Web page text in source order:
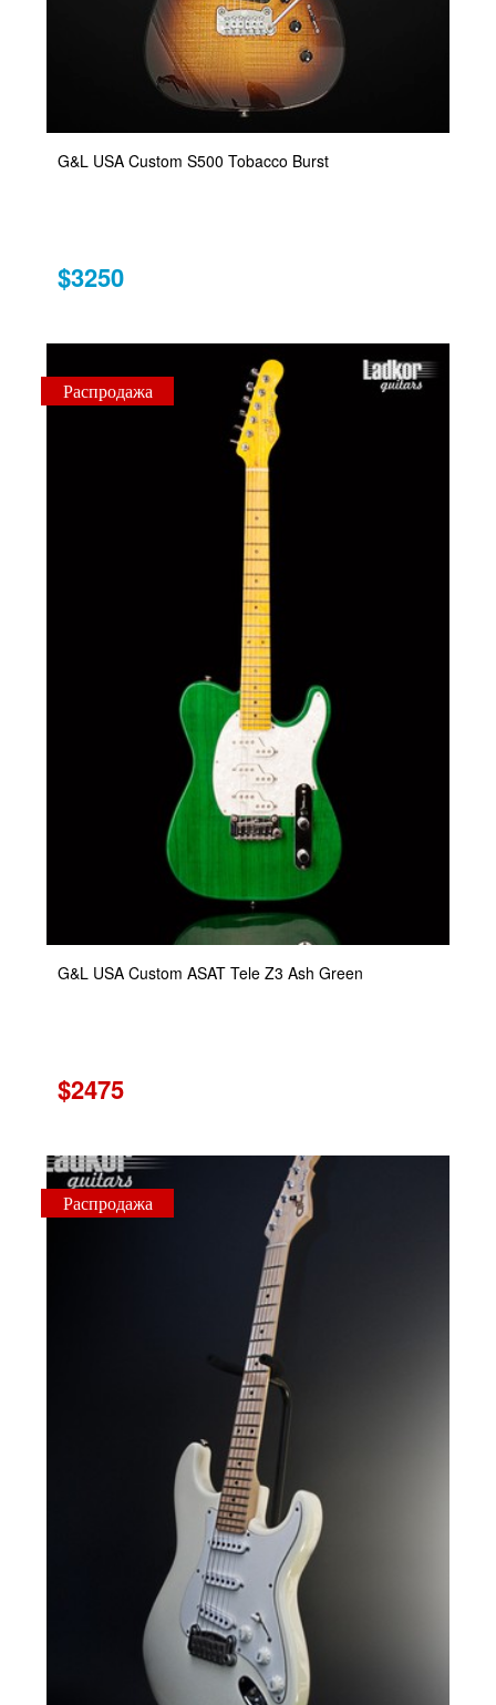
G&L USA Custom S500 Tobacco Burst
$3250
Распродажа
G&L USA Custom ASAT Tele Z3 Ash Green
$2475
Распродажа